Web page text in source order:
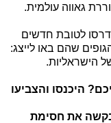
לטובת חדשים
שהם באו לייצג:
הישראליות.
היכנסו והצביעו
את חסימת